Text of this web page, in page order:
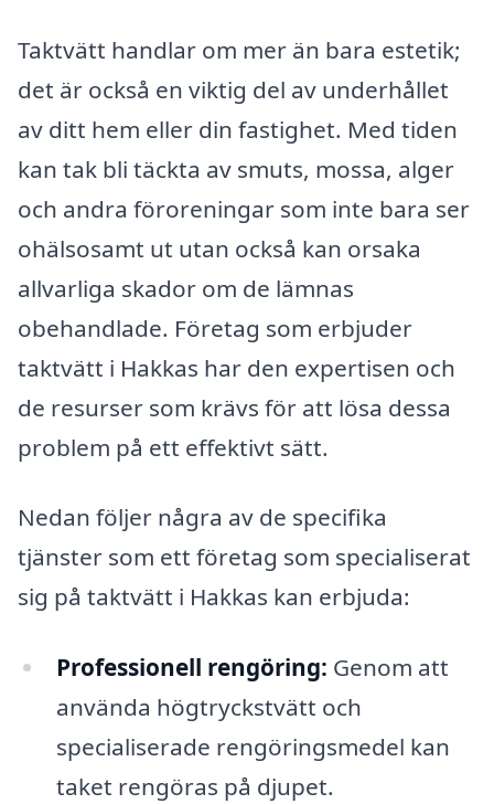
Taktvätt handlar om mer än bara estetik;
det är också en viktig del av underhållet
av ditt hem eller din fastighet. Med tiden
kan tak bli täckta av smuts, mossa, alger
och andra föroreningar som inte bara ser
ohälsosamt ut utan också kan orsaka
allvarliga skador om de lämnas
obehandlade. Företag som erbjuder
taktvätt i Hakkas har den expertisen och
de resurser som krävs för att lösa dessa
problem på ett effektivt sätt.
Nedan följer några av de specifika
tjänster som ett företag som specialiserat
sig på taktvätt i Hakkas kan erbjuda:
Professionell rengöring: Genom att
använda högtryckstvätt och
specialiserade rengöringsmedel kan
taket rengöras på djupet.